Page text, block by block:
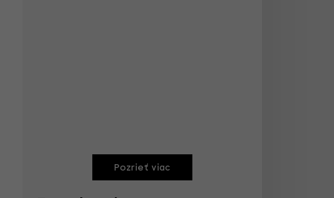
Pozrieť viac